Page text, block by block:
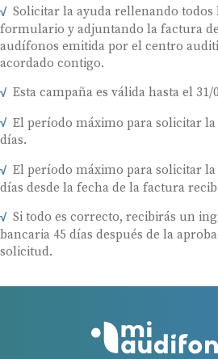
Solicitar la ayuda rellenando todos
formulario y adjuntando la factura
audífonos emitida por el centro
acordado contigo.
Esta campaña es válida hasta el 31/
El período máximo para solicitar la
días.
El período máximo para solicitar la
días desde la fecha de la factura
Si todo es correcto, recibirás un
bancaria 45 días después de la
solicitud.